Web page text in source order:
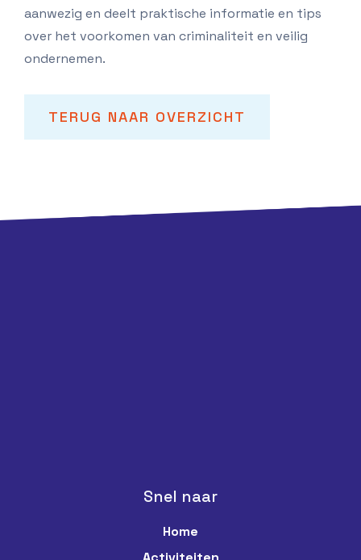
aanwezig en deelt praktische informatie en tips
over het voorkomen van criminaliteit en veilig
ondernemen.
TERUG NAAR OVERZICHT
Snel naar
Home